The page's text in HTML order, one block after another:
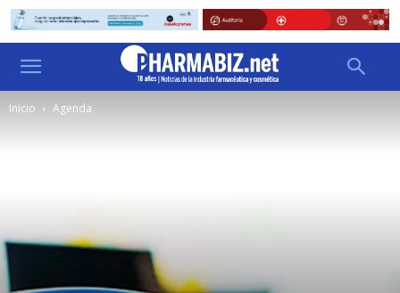
Inicio Agenda